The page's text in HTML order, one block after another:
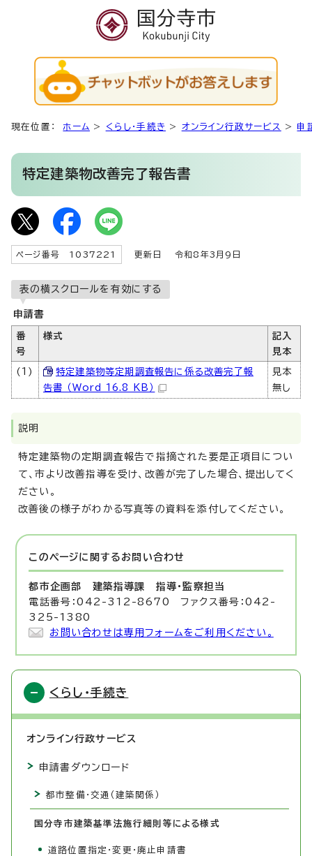
現在位置： ホーム > くらし・手続き > オンライン行政サービス > 申
特定建築物改善完了報告書
ページ番号 1037221 更新日 令和8年3月9日
表の横スクロールを有効にする
申請書
番
号
様式
記入
見本
(1)
特定建築物等定期調査報告に係る改善完了報
告書 （Word 16.8 KB）
見本
無し
説明
特定建築物の定期調査報告で指摘された要是正項目につい
て、市より改善指導を受け、改善が完了した場合、提出してく
ださい。
改善後の様子がわかる写真等の資料を添付してください。
このページに関する お問い合わせ
都市企画部 建築指導課
指導・監察担当
電話番号：042-312-8670 ファクス番号：042-
325-1380
お問い合わせは専用フォームをご利用ください。
くらし・手続き
オンライン行政サービス
申請書ダウンロード
都市整備・交通（建築関係）
国分寺市建築基準法施行細則等による様式
道路位置指定・変更・廃止申請書